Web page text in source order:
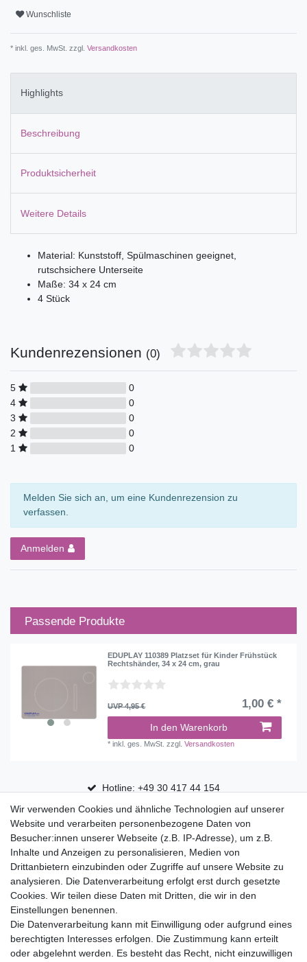
Wunschliste
* inkl. ges. MwSt. zzgl. Versandkosten
Highlights
Beschreibung
Produktsicherheit
Weitere Details
Material: Kunststoff, Spülmaschinen geeignet,
rutschsichere Unterseite
Maße: 34 x 24 cm
4 Stück
Kundenrezensionen (0)
5
0
4
0
3
0
2
0
1
0
Melden Sie sich an, um eine Kundenrezension zu
verfassen.
Anmelden
Passende Produkte
EDUPLAY 110389 Platzset für Kinder Frühstück
Rechtshänder, 34 x 24 cm, grau
UVP 4,95 € 1,00 € *
In den Warenkorb
*inkl. ges. MwSt. zzgl.Versandkosten
Hotline: +49 30 417 44 154
30 Tage Rückgaberecht
Versandfrei ab 75 € in Deutschland
Top Marken
Eduplay
Folia Bringmann
Shop
Mein Konto
Wir verwenden Cookies und ähnliche Technologien auf unserer
Website und verarbeiten personenbezogene Daten von
Besucher:innen unserer Webseite (z.B. IP-Adresse), um z.B.
Inhalte und Anzeigen zu personalisieren, Medien von
Drittanbietern einzubinden oder Zugriffe auf unsere Website zu
analysieren. Die Datenverarbeitung erfolgt erst durch gesetzte
Cookies. Wir teilen diese Daten mit Dritten, die wir in den
Einstellungen benennen.
Die Datenverarbeitung kann mit Einwilligung oder aufgrund eines
berechtigten Interesses erfolgen. Die Zustimmung kann erteilt
oder abgelehnt werden. Es besteht das Recht, nicht einzuwilligen